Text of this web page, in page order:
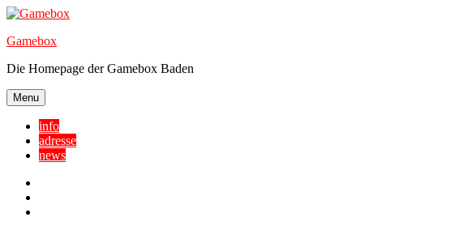
Skip
content
Gamebox
Die Homepage der Gamebox Baden
Menu
info
adresse
news